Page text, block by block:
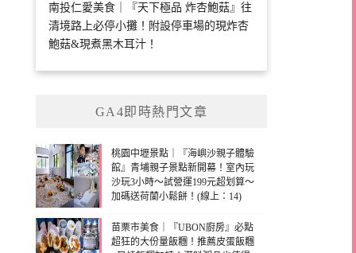
南投仁愛美食｜『天下極品 炸杏鮑菇』往
清境路上必停小攤！附設停車場的現炸杏
鮑菇&現煮黑木耳汁！
GA4即時熱門文章
桃園中壢景點｜『海嶼沙親子體驗
館』青埔親子景點新開幕！室內玩
沙玩3小時～試營運199元超划算～
加碼送荷蘭小鬆餅！(線上：14)
苗栗市美食｜『UBON廚房』必點
超狂的大份量飯糰！推薦皮蛋飯糰